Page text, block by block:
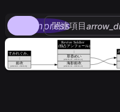
compress
関連項目